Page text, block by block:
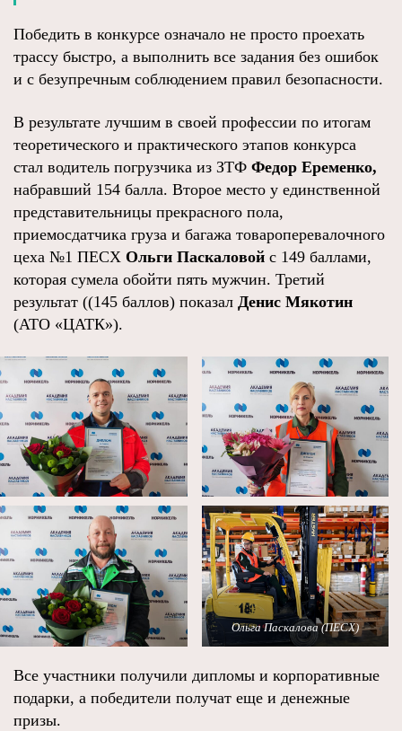
Победить в конкурсе означало не просто проехать
трассу быстро, а выполнить все задания без ошибок
и с безупречным соблюдением правил безопасности.
В результате лучшим в своей профессии по итогам
теоретического и практического этапов конкурса
стал водитель погрузчика из ЗТФ Федор Еременко,
набравший 154 балла. Второе место у единственной
представительницы прекрасного пола,
приемосдатчика груза и багажа товароперевалочного
цеха №1 ПЕСХ Ольги Паскаловой с 149 баллами,
которая сумела обойти пять мужчин. Третий
результат ((145 баллов) показал Денис Мякотин
(АТО «ЦАТК»).
Ольга Паскалова (ПЕСХ)
Все участники получили дипломы и корпоративные
подарки, а победители получат еще и денежные
призы.